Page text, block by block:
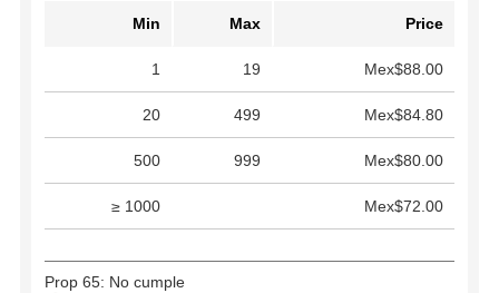
Min
Max Price
1 19 Mex$88.00
20 499 Mex$84.80
500 999 Mex$80.00
≥ 1000 Mex$72.00
Prop 65: No cumple